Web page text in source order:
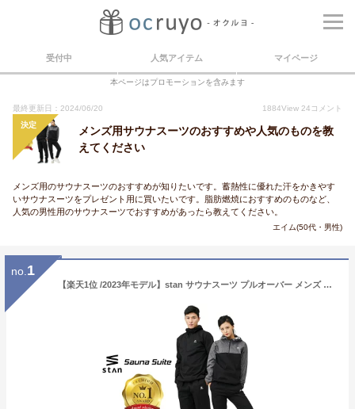
受付中 人気アイテム マイページ
本ページはプロモーションを含みます
最終更新日：2024/06/20 1884View 24 コメント
決定
メンズ用サウナスーツのおすすめや人気のものを教
えてください
メンズ用のサウナスーツのおすすめが知りたいです。蓄熱性に優れた汗をかきやす
いサウナスーツをプレゼント用に買いたいです。脂肪燃焼におすすめのものなど、
人気の男性用のサウナスーツでおすすめがあったら教えてください。
エイム(50代・男性)
no. 1
【楽天1位 /2023年モデル】stan サウナスーツ プルオーバー メンズ レディース ダイエット 大きいサイズ 男女兼用 洗える 洗濯 燃焼 おしゃれ トレーニングウェア 上下セット おすすめ ストレッチ 筋トレ 汗 有酸素運動 ランニングウェア 2l 3l 4l フード ダイエットウェア